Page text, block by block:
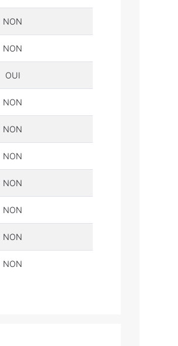
NON
NON
OUI
NON
NON
NON
NON
NON
NON
NON